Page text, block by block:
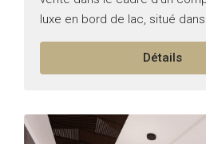
luxe en bord de lac, situé
prestigieuse du lac 0 .
Détails